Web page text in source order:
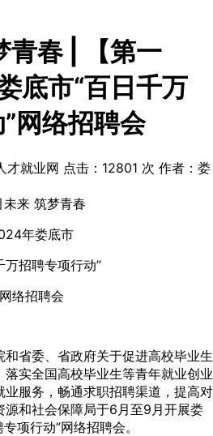
青春 | 【第一
底市“百日千万
网络招聘会
才就业网 点击： 12801 次 作者：娄
未来 筑梦青春
年娄底市
万招聘专项行动”
网络招聘会
省委、省政府关于促进高校毕业生
实全国高校毕业生等青年就业创业
服务，畅通求职招聘渠道，提高对
源和社会保障局于6月至9月开展娄
项行动”网络招聘会。